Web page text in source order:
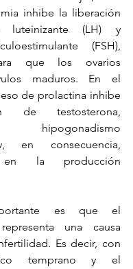
inhibe la liberación
luteinizante (LH) y
(FSH),
que los ovarios
maduros. En el
de prolactina inhibe
de testosterona,
hipogonadismo
en consecuencia,
en la producción
es que el
una causa
Es decir, con
temprano y el